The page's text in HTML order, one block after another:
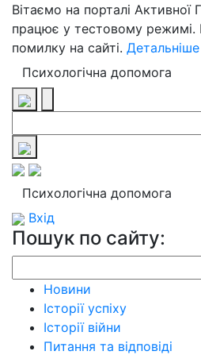
Вітаємо на порталі Активної
працює у тестовому режимі.
помилку на сайті. Детальніше
Психологічна допомога
Психологічна допомога
Вхід
Пошук по сайту:
Новини
Історії успіху
Історії війни
Питання та відповіді